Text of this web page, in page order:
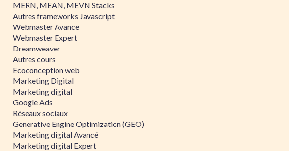
MERN, MEAN, MEVN Stacks
Autres frameworks Javascript
Webmaster Avancé
Webmaster Expert
Dreamweaver
Autres cours
Ecoconception web
Marketing Digital
Marketing digital
Google Ads
Réseaux sociaux
Generative Engine Optimization (GEO)
Marketing digital Avancé
Marketing digital Expert